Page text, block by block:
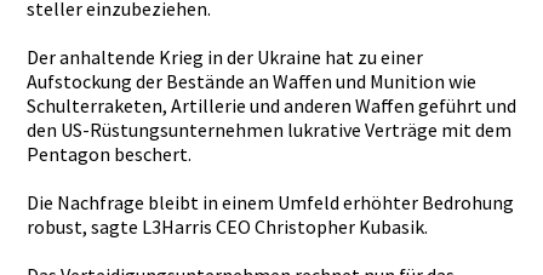
steller einzubezie­hen.
Der anhaltende­ Krieg in der Ukraine hat zu einer
Aufstockun­g der Bestände an Waffen und Munition wie
Schulterra­keten, Artillerie­ und anderen Waffen geführt und
den US-Rüstung­sunternehm­en lukrative Verträge mit dem
Pentagon beschert.
Die Nachfrage bleibt in einem Umfeld erhöhter Bedrohung
robust, sagte L3Harris CEO Christophe­r Kubasik.